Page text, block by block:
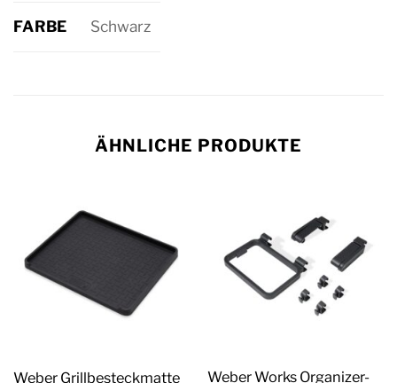
FARBE Schwarz
ÄHNLICHE PRODUKTE
Weber Grillbesteckmatte Weber Works Organizer-